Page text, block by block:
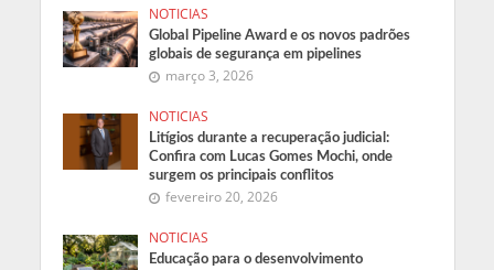
NOTICIAS
Global Pipeline Award e os novos padrões
globais de segurança em pipelines
março 3, 2026
NOTICIAS
Litígios durante a recuperação judicial:
Confira com Lucas Gomes Mochi, onde
surgem os principais conflitos
fevereiro 20, 2026
NOTICIAS
Educação para o desenvolvimento